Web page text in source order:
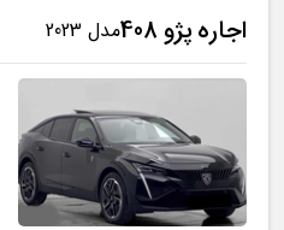
اجارهپژو408مدل 2023